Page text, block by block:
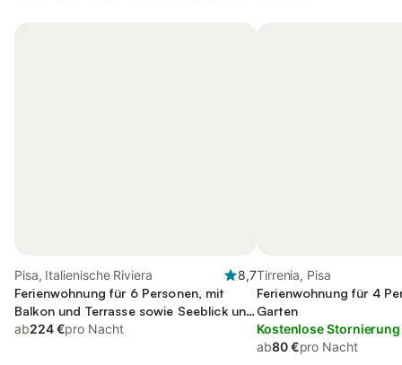
Pisa, Italienische Riviera
8,7
Ferienwohnung für 6 Personen, mit
Balkon und Terrasse sowie Seeblick und
Ausblick
ab224 €pro Nacht
Tirrenia, Pisa
Ferienwohnung für 4
Garten
Kostenlose Stornierung
ab80 €pro Nacht